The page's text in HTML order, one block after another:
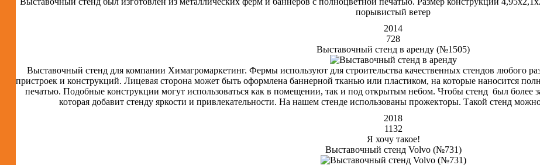
порывистый ветер
2014
728
Выставочный стенд в аренду (№1505)
Выставочный стенд для компании Химагромаркетинг. Фермы используют для строительства качественных стендов любого
пристроек и конструкций. Лицевая сторона может быть оформлена баннерной тканью или пластиком, на которые наносится
печатью. Подобные конструкции могут использоваться как в помещении, так и под открытым небом. Чтобы стенд был более
которая добавит стенду яркости и привлекательности. На нашем стенде использованы прожекторы. Такой стенд
2018
1132
Я хочу такое!
Выставочный стенд Volvo (№731)